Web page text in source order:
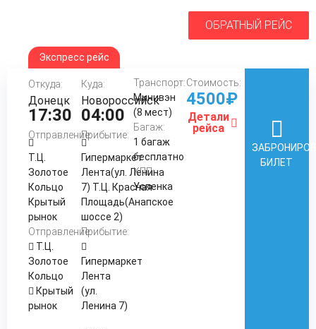
ОБРАТНЫЙ РЕЙС
Экспресс рейс
Откуда:
Донецк
17:30
Отправление:
Т.Ц.
Золотое
Кольцо
Крытый
рынок
Отправление:
Т.Ц.
Золотое
Кольцо
Крытый
рынок
Куда:
Новороссийск
04:00
Прибытие:
Гипермаркет
Лента(ул. Ленина
7) Т.Ц. Красная
Площадь(Анапское
шоссе 2)
Прибытие:
Гипермаркет
Лента
(ул.
Ленина 7)
Транспорт:
Минивэн
(8 мест)
Багаж:
1 багаж
бесплатно
КПП:
Успенка
Стоимость:
4500₽
Детали
рейса
БИЛЕТ